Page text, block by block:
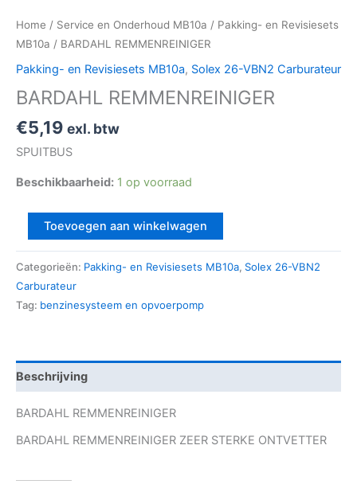
Home / Service en Onderhoud MB10a / Pakking- en Revisiesets
MB10a / BARDAHL REMMENREINIGER
Pakking- en Revisiesets MB10a, Solex 26-VBN2 Carburateur
BARDAHL REMMENREINIGER
€5,19 exl. btw
SPUITBUS
Beschikbaarheid: 1 op voorraad
Toevoegen aan winkelwagen
Categorieën: Pakking- en Revisiesets MB10a, Solex 26-VBN2
Carburateur
Tag: benzinesysteem en opvoerpomp
Beschrijving
BARDAHL REMMENREINIGER
BARDAHL REMMENREINIGER ZEER STERKE ONTVETTER